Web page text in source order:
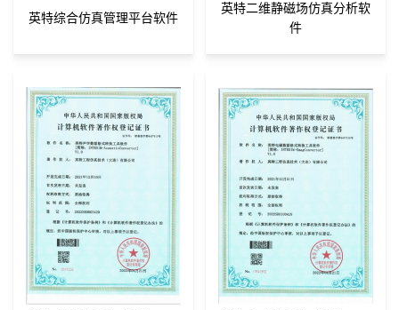
英特综合仿真管理平台软件
英特二维静磁场仿真分析软
件